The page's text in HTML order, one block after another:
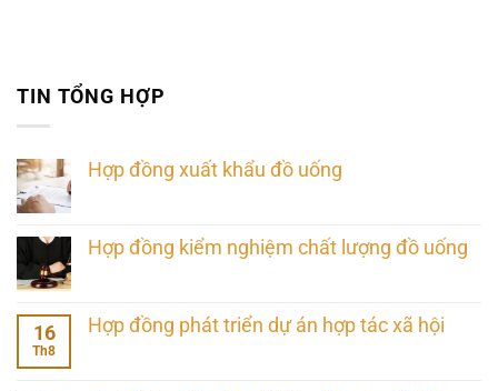
TIN TỔNG HỢP
Hợp đồng xuất khẩu đồ uống
Hợp đồng kiểm nghiệm chất lượng đồ uống
16
Th8
Hợp đồng phát triển dự án hợp tác xã hội